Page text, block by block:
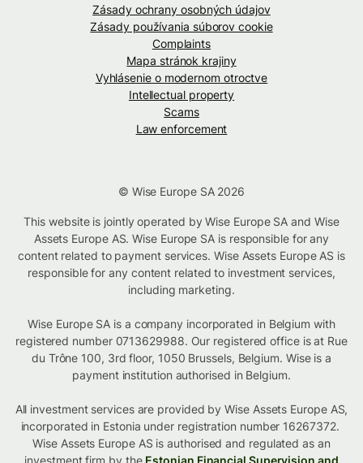
Zásady ochrany osobných údajov
Zásady používania súborov cookie
Complaints
Mapa stránok krajiny
Vyhlásenie o modernom otroctve
Intellectual property
Scams
Law enforcement
© Wise Europe SA 2026
This website is jointly operated by Wise Europe SA and Wise
Assets Europe AS. Wise Europe SA is responsible for any
content related to payment services. Wise Assets Europe AS is
responsible for any content related to investment services,
including marketing.
Wise Europe SA is a company incorporated in Belgium with
registered number 0713629988. Our registered office is at Rue
du Trône 100, 3rd floor, 1050 Brussels, Belgium. Wise is a
payment institution authorised in Belgium.
All investment services are provided by Wise Assets Europe AS,
incorporated in Estonia under registration number 16267372.
Wise Assets Europe AS is authorised and regulated as an
investment firm by the Estonian Financial Supervision and